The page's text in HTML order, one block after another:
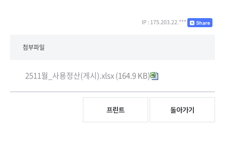
IP : 175.203.22.***
첨부파일
2511월_사용정산(게시).xlsx(164.9 KB)
프린트 돌아가기